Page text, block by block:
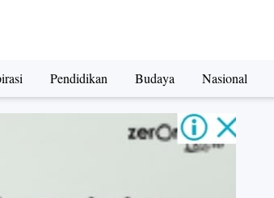
Pendidikan Budaya Nasional